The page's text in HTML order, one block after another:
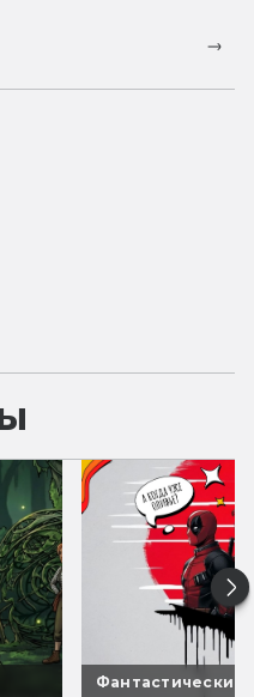
Фантастические